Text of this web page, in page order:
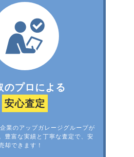
のプロによる
安心査定
業のアップガレージグループが
豊富な実績と丁寧な査定で、安
却できます！